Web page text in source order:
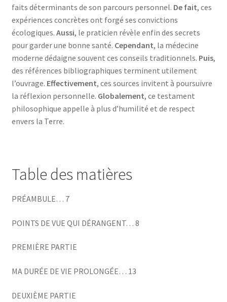
faits déterminants de son parcours personnel. De fait, ces
expériences concrètes ont forgé ses convictions
écologiques. Aussi, le praticien révèle enfin des secrets
pour garder une bonne santé. Cependant, la médecine
moderne dédaigne souvent ces conseils traditionnels. Puis,
des références bibliographiques terminent utilement
l’ouvrage. Effectivement, ces sources invitent à poursuivre
la réflexion personnelle. Globalement, ce testament
philosophique appelle à plus d’humilité et de respect
envers la Terre.
Table des matières
PRÉAMBULE… 7
POINTS DE VUE QUI DÉRANGENT… 8
PREMIÈRE PARTIE
MA DURÉE DE VIE PROLONGÉE… 13
DEUXIÈME PARTIE